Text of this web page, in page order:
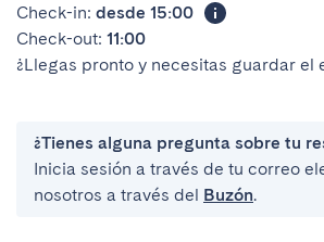
Check-in: desde 15:00
Check-out: 11:00
¿Llegas pronto y necesitas guardar el
¿Tienes alguna pregunta sobre tu
Inicia sesión a través de tu correo
nosotros a través del Buzón.